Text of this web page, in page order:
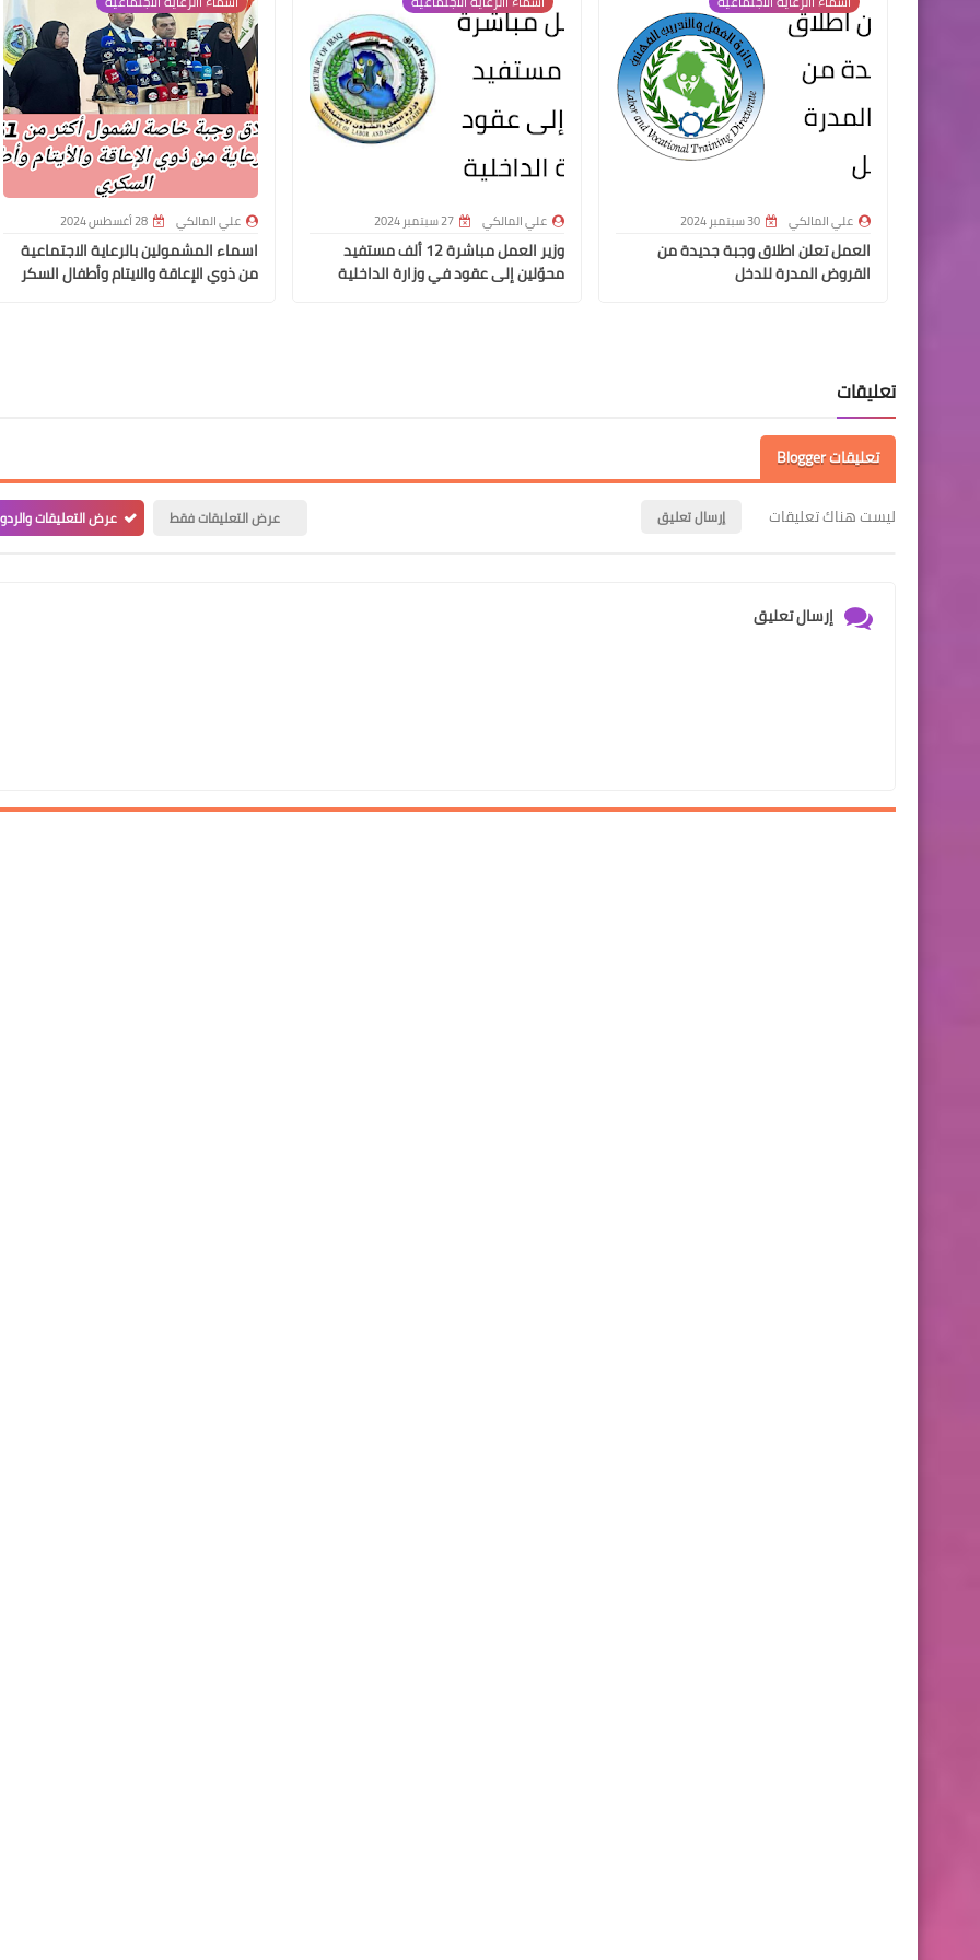
علي المالكي 30 سبتمبر 2024
العمل تعلن اطلاق وجبة جديدة من
القروض المدرة للدخل
علي المالكي 27 سبتمبر 2024
وزير العمل مباشرة 12 ألف مستفيد
محوّلين إلى عقود في وزارة الداخلية
علي المالكي 28 أغسطس 2024
اسماء المشمولين بالرعاية الاجتماعية
من ذوي الإعاقة والايتام وأطفال السكر
تعليقات
تعليقات Blogger
ليست هناك تعليقات إرسال تعليق عرض التعليقات فقط عرض التعليقات
إرسال تعليق
علي المالكي
10 ديسمبر 2020